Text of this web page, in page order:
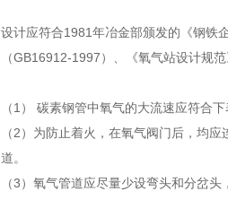
设计应符合1981年冶金部颁发的《钢铁
（GB16912-1997）、《氧气站设计规
（1） 碳素钢管中氧气的大流速应符合
（2）为防止着火，在氧气阀门后，均
道。
（3）氧气管道应尽量少设弯头和分岔